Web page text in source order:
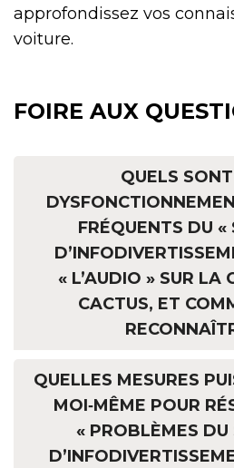
approfondissez vos
voiture.
FOIRE AUX
QUELS
FRÉQUENTS DU «
« L’AUDIO » SUR LA
CACTUS, ET
QUELLES MESURES
MOI‑MÊME POUR
« PROBLÈMES DU